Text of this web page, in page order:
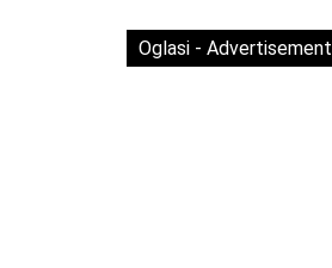
Oglasi - Advertisement